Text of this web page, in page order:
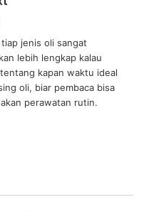
s
:
jenis oli sangat
lebih lengkap kalau
kapan waktu ideal
oli, biar pembaca bisa
perawatan rutin.